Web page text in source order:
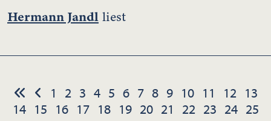
Hermann Jandl liest
1 2 3 4 5 6 7 8 9 10 11 12 13
14 15 16 17 18 19 20 21 22 23 24 25